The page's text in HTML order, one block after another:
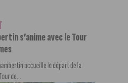
s’anime avec le Tour
accueille le départ de la
de...